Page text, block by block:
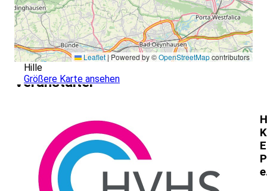
Leaflet|Powered by ©OpenStreetMapcontributors
Hille
Größere Karte ansehen
Veranstalter